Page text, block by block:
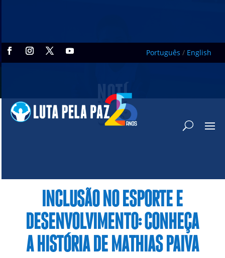
Português / English
NOTÍ
CIAS
INCLUSÃO NO ESPORTE E
DESENVOLVIMENTO: CONHEÇA
A HISTÓRIA DE MATHIAS PAIVA